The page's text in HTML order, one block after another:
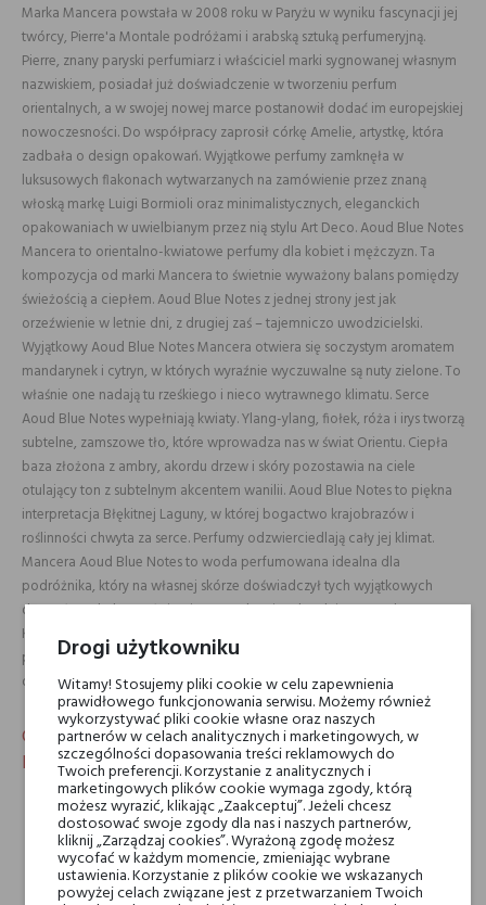
Marka Mancera powstała w 2008 roku w Paryżu w wyniku fascynacji jej
twórcy, Pierre'a Montale podróżami i arabską sztuką perfumeryjną.
Pierre, znany paryski perfumiarz i właściciel marki sygnowanej własnym
nazwiskiem, posiadał już doświadczenie w tworzeniu perfum
orientalnych, a w swojej nowej marce postanowił dodać im europejskiej
nowoczesności. Do współpracy zaprosił córkę Amelie, artystkę, która
zadbała o design opakowań. Wyjątkowe perfumy zamknęła w
luksusowych flakonach wytwarzanych na zamówienie przez znaną
włoską markę Luigi Bormioli oraz minimalistycznych, eleganckich
opakowaniach w uwielbianym przez nią stylu Art Deco. Aoud Blue Notes
Mancera to orientalno-kwiatowe perfumy dla kobiet i mężczyzn. Ta
kompozycja od marki Mancera to świetnie wyważony balans pomiędzy
świeżością a ciepłem. Aoud Blue Notes z jednej strony jest jak
orzeźwienie w letnie dni, z drugiej zaś – tajemniczo uwodzicielski.
Wyjątkowy Aoud Blue Notes Mancera otwiera się soczystym aromatem
mandarynek i cytryn, w których wyraźnie wyczuwalne są nuty zielone. To
właśnie one nadają tu rześkiego i nieco wytrawnego klimatu. Serce
Aoud Blue Notes wypełniają kwiaty. Ylang-ylang, fiołek, róża i irys tworzą
subtelne, zamszowe tło, które wprowadza nas w świat Orientu. Ciepła
baza złożona z ambry, akordu drzew i skóry pozostawia na ciele
otulający ton z subtelnym akcentem wanilii. Aoud Blue Notes to piękna
interpretacja Błękitnej Laguny, w której bogactwo krajobrazów i
roślinności chwyta za serce. Perfumy odzwierciedlają cały jej klimat.
Mancera Aoud Blue Notes to woda perfumowana idealna dla
podróżnika, który na własnej skórze doświadczył tych wyjątkowych
doznań. Dodatkowo świetnie sprawdza się o każdej porze roku.
Kompozycję Aoud Blue Notes Mancera ozdabia niebieski,
przyciemniany flakon ze złotym korkiem. Na Amisell znajdziesz go w
dwóch pojemnościach- 120ml i 60ml.
Charakterystyka orientalno-kwiatowej wody
perfumowanej Mancera Aoud Blue Notes
Woda perfumowana Mancera Aoud Blue Notes dedykowana
kobietom i mężczyznom.
Kompozycja orientalna idealna na cieplejsze dni.
Orientalno-kwiatowe perfumy o rewelacyjnej trwałości.
Aoud Blue Notes Mancera dostępna w dwóch pojemnościach:
120ml i 60ml.
Drogi użytkowniku
Witamy! Stosujemy pliki cookie w celu zapewnienia
prawidłowego funkcjonowania serwisu. Możemy również
wykorzystywać pliki cookie własne oraz naszych
partnerów w celach analitycznych i marketingowych, w
szczególności dopasowania treści reklamowych do
Twoich preferencji. Korzystanie z analitycznych i
marketingowych plików cookie wymaga zgody, którą
możesz wyrazić, klikając „Zaakceptuj”. Jeżeli chcesz
dostosować swoje zgody dla nas i naszych partnerów,
kliknij „Zarządzaj cookies”. Wyrażoną zgodę możesz
wycofać w każdym momencie, zmieniając wybrane
ustawienia. Korzystanie z plików cookie we wskazanych
powyżej celach związane jest z przetwarzaniem Twoich